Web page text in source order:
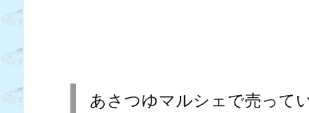
あさつゆマルシェで売って